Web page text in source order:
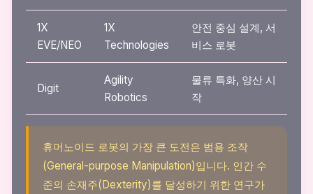
1X
EVE/NEO
1X
Technologies
안전 중심 설계, 서
비스 로봇
Digit
Agility
Robotics
물류 특화, 양산 시
작
휴머노이드 로봇의 가장 큰 도전은 범용 조작
(General-purpose Manipulation)입니다. 인간 수
준의 손재주(Dexterity)를 달성하기 위한 연구가